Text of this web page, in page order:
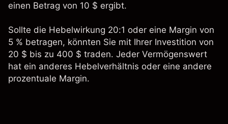
einen Betrag von 10 $ ergibt.
Sollte die Hebelwirkung 20:1 oder eine Margin von
5 % betragen, könnten Sie mit Ihrer Investition von
20 $ bis zu 400 $ traden. Jeder Vermögenswert
hat ein anderes Hebelverhältnis oder eine andere
prozentuale Margin.